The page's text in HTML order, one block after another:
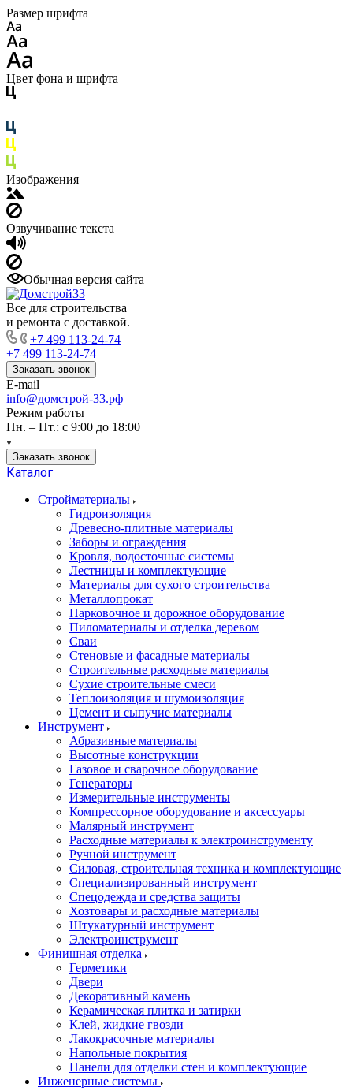
Размер шрифта
Цвет фона и шрифта
Изображения
Озвучивание текста
Обычная версия сайта
Все для строительства
и ремонта с доставкой.
+7 499 113-24-74
+7 499 113-24-74
Заказать звонок
E-mail
info@домстрой-33.рф
Режим работы
Пн. – Пт.: с 9:00 до 18:00
Заказать звонок
Каталог
Стройматериалы
Гидроизоляция
Древесно-плитные материалы
Заборы и ограждения
Кровля, водосточные системы
Лестницы и комплектующие
Материалы для сухого строительства
Металлопрокат
Парковочное и дорожное оборудование
Пиломатериалы и отделка деревом
Сваи
Стеновые и фасадные материалы
Строительные расходные материалы
Сухие строительные смеси
Теплоизоляция и шумоизоляция
Цемент и сыпучие материалы
Инструмент
Абразивные материалы
Высотные конструкции
Газовое и сварочное оборудование
Генераторы
Измерительные инструменты
Компрессорное оборудование и аксессуары
Малярный инструмент
Расходные материалы к электроинструменту
Ручной инструмент
Силовая, строительная техника и комплектующие
Специализированный инструмент
Спецодежда и средства защиты
Хозтовары и расходные материалы
Штукатурный инструмент
Электроинструмент
Финишная отделка
Герметики
Двери
Декоративный камень
Керамическая плитка и затирки
Клей, жидкие гвозди
Лакокрасочные материалы
Напольные покрытия
Панели для отделки стен и комплектующие
Инженерные системы